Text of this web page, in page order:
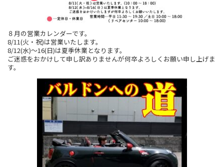
８月の営業カレンダーです。
8/11(火・祝)は営業いたします。
8/12(水)～16(日)は夏季休業となります。
ご迷惑をおかけして申し訳ありませんが何卒よろしくお願い申し上げま
す。